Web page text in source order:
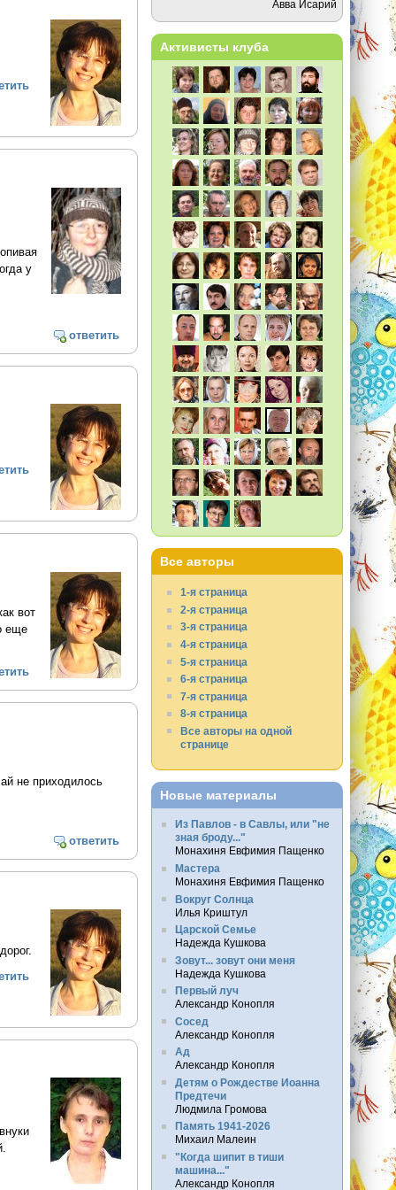
у
ответить
вот
еще
не приходилось
ответить
Авва Исарий
Активисты клуба
Все авторы
1-я страница
2-я страница
3-я страница
4-я страница
5-я страница
6-я страница
7-я страница
8-я страница
Все авторы на одной
странице
Новые материалы
Из Павлов - в Савлы, или "не
зная броду..."
Монахиня Евфимия Пащенко
Мастера
Монахиня Евфимия Пащенко
Вокруг Солнца
Илья Криштул
Царской Семье
Надежда Кушкова
Зовут... зовут они меня
Надежда Кушкова
Первый луч
Александр Конопля
Сосед
Александр Конопля
Ад
Александр Конопля
Детям о Рождестве Иоанна
Предтечи
Людмила Громова
Память 1941-2026
Михаил Малеин
"Когда шипит в тиши
машина..."
Александр Конопля